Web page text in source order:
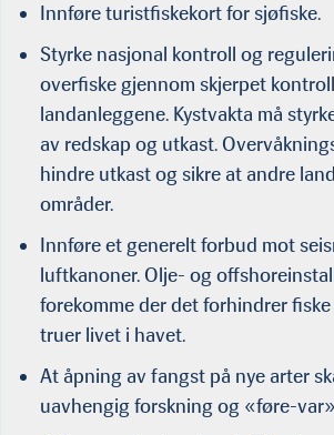
Innføre turistfiskekort for sjøfiske.
Styrke nasjonal kontroll og
overfiske gjennom skjerpet
landanleggene. Kystvakta må
av redskap og utkast.
hindre utkast og sikre at andre
områder.
Innføre et generelt forbud mot
luftkanoner. Olje- og
forekomme der det forhindrer
truer livet i havet.
At åpning av fangst på nye arter
uavhengig forskning og «føre-